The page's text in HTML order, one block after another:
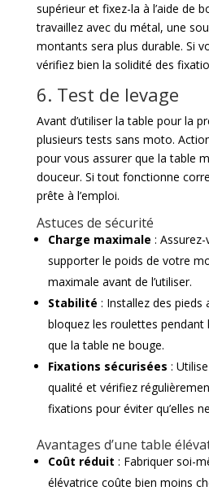
supérieur et fixez-la à l’aide de
travaillez avec du métal, une
montants sera plus durable. Si
vérifiez bien la solidité des
6. Test de levage
Avant d’utiliser la table pour la
plusieurs tests sans moto.
pour vous assurer que la table
douceur. Si tout fonctionne
prête à l’emploi.
Astuces de sécurité
Charge maximale :
supporter le poids de votre
maximale avant de l’utiliser.
Stabilité : Installez des pieds
bloquez les roulettes pendant
que la table ne bouge.
Fixations sécurisées :
qualité et vérifiez
fixations pour éviter qu’elles
Avantages d’une table
Coût réduit : Fabriquer soi-
élévatrice coûte bien moins